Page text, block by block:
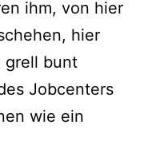
ihm, von hier
hier
grell bunt
Jobcenters
wie ein